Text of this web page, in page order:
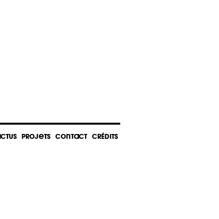
PROJETS CONTACT CRÉDITS